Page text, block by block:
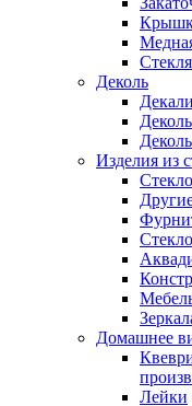
Деколь
Изделия из
Стекло
Домашнее
Лейки